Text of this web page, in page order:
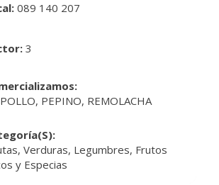
089 140 207
3
PEPINO, REMOLACHA
Verduras, Legumbres, Frutos
y Especias